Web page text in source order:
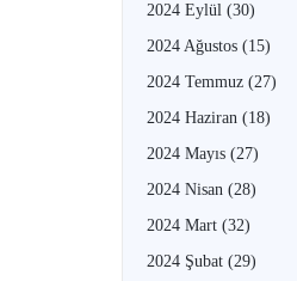
2024 Eylül (30)
2024 Ağustos (15)
2024 Temmuz (27)
2024 Haziran (18)
2024 Mayıs (27)
2024 Nisan (28)
2024 Mart (32)
2024 Şubat (29)